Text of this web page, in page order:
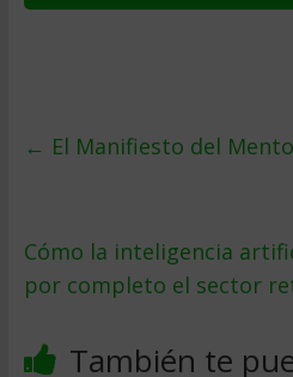
← El Manifiesto del
Cómo la inteligencia
por completo el sector
También te